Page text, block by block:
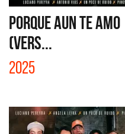
PORQUE AUN TE AMO
(VERS...
2025